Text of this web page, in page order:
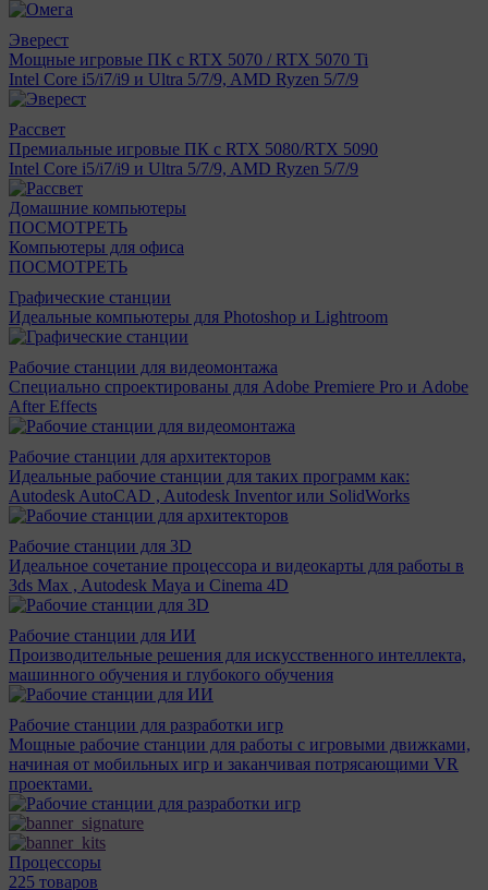
Эверест
Мощные игровые ПК с RTX 5070 / RTX 5070 Ti
Intel Core i5/i7/i9 и Ultra 5/7/9, AMD Ryzen 5/7/9
Рассвет
Премиальные игровые ПК с RTX 5080/RTX 5090
Intel Core i5/i7/i9 и Ultra 5/7/9, AMD Ryzen 5/7/9
Домашние компьютеры
ПОСМОТРЕТЬ
Компьютеры для офиса
ПОСМОТРЕТЬ
Графические станции
Идеальные компьютеры для Photoshop и Lightroom
Рабочие станции для видеомонтажа
Специально спроектированы для Adobe Premiere Pro и Adobe
After Effects
Рабочие станции для архитекторов
Идеальные рабочие станции для таких программ как:
Autodesk AutoCAD , Autodesk Inventor или SolidWorks
Рабочие станции для 3D
Идеальное сочетание процессора и видеокарты для работы в
3ds Max , Autodesk Maya и Cinema 4D
Рабочие станции для ИИ
Производительные решения для искусственного интеллекта,
машинного обучения и глубокого обучения
Рабочие станции для разработки игр
Мощные рабочие станции для работы с игровыми движками,
начиная от мобильных игр и заканчивая потрясающими VR
проектами.
Процессоры
225 товаров